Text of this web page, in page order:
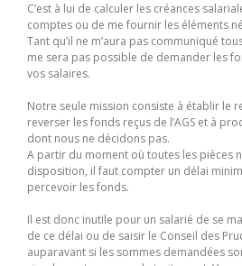
C’est à lui de calculer les créances
comptes ou de me fournir les éléments
Tant qu’il ne m’aura pas communiqué
me sera pas possible de demander les
vos salaires.
Notre seule mission consiste à établir le
reverser les fonds reçus de l’AGS et à
dont nous ne décidons pas.
A partir du moment où toutes les pièces
disposition, il faut compter un délai
percevoir les fonds.
Il est donc inutile pour un salarié de se
de ce délai ou de saisir le Conseil des
auparavant si les sommes demandées